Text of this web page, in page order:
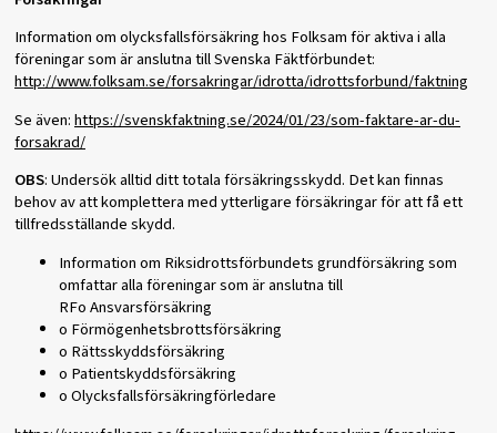
Information om olycksfallsförsäkring hos Folksam för aktiva i alla
föreningar som är anslutna till Svenska Fäktförbundet:
http://www.folksam.se/forsakringar/idrotta/idrottsforbund/faktning
Se även:https://svenskfaktning.se/2024/01/23/som-faktare-ar-du-
forsakrad/
OBS: Undersök alltid ditt totala försäkringsskydd. Det kan finnas
behov av att komplettera med ytterligare försäkringar för att få ett
tillfredsställande skydd.
Information om Riksidrottsförbundets grundförsäkring som
omfattar alla föreningar som är anslutna till
RFo Ansvarsförsäkring
o Förmögenhetsbrottsförsäkring
o Rättsskyddsförsäkring
o Patientskyddsförsäkring
o Olycksfallsförsäkringförledare